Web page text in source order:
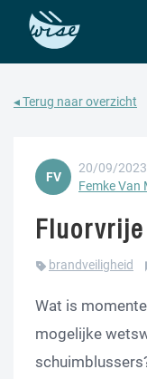
◂ Terug naar overzicht
FV
20/09/2023
Femke Van
brandveiligheid
Wat is
mogelijke